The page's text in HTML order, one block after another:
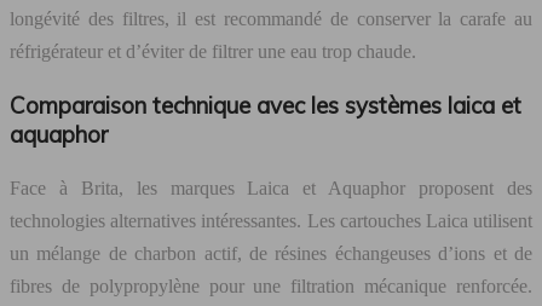
longévité des filtres, il est recommandé de conserver la carafe au
réfrigérateur et d’éviter de filtrer une eau trop chaude.
Comparaison technique avec les systèmes laica et
aquaphor
Face à Brita, les marques Laica et Aquaphor proposent des
technologies alternatives intéressantes. Les cartouches Laica utilisent
un mélange de charbon actif, de résines échangeuses d’ions et de
fibres de polypropylène pour une filtration mécanique renforcée.